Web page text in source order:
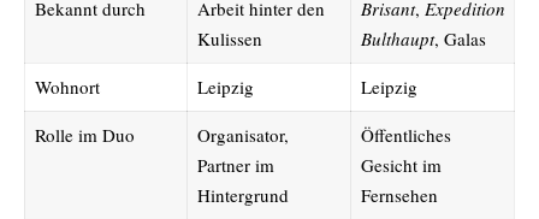
Bekannt durch
Arbeit hinter den
Kulissen
Brisant, Expedition
Bulthaupt, Galas
Wohnort
Leipzig
Leipzig
Rolle im Duo
Organisator,
Partner im
Hintergrund
Öffentliches
Gesicht im
Fernsehen